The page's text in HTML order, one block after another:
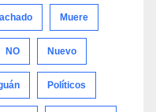
Muere
NO Nuevo
Políticos